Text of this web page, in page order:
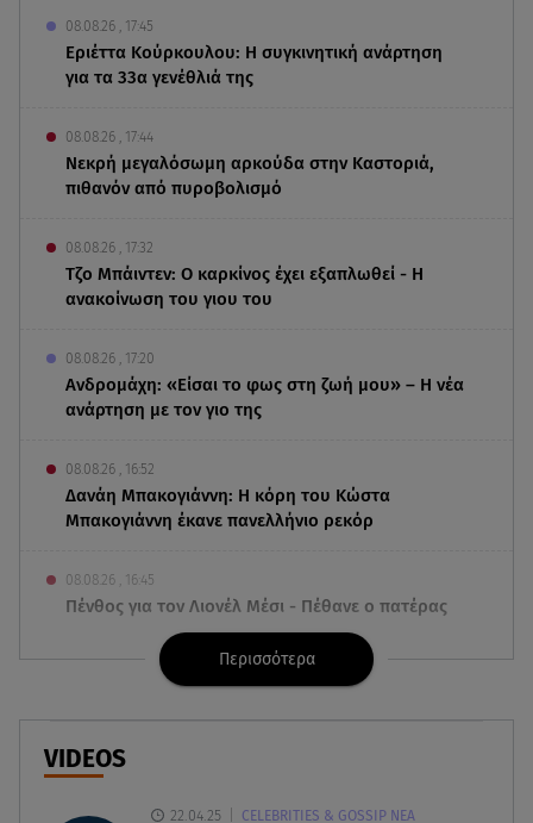
08.08.26 , 17:45
Εριέττα Κούρκουλου: Η συγκινητική ανάρτηση
για τα 33α γενέθλιά της
08.08.26 , 17:44
Νεκρή μεγαλόσωμη αρκούδα στην Καστοριά,
πιθανόν από πυροβολισμό
08.08.26 , 17:32
Τζο Μπάιντεν: Ο καρκίνος έχει εξαπλωθεί - Η
ανακοίνωση του γιου του
08.08.26 , 17:20
Ανδρομάχη: «Είσαι το φως στη ζωή μου» – Η νέα
ανάρτηση με τον γιο της
08.08.26 , 16:52
Δανάη Μπακογιάννη: Η κόρη του Κώστα
Μπακογιάννη έκανε πανελλήνιο ρεκόρ
08.08.26 , 16:45
Πένθος για τον Λιονέλ Μέσι - Πέθανε ο πατέρας
του Χόρχε στα 68 του χρόνια
Ευγενία Σαμαρά: Διακοπάρει με τον Νίκο
Περισσότερα
VIDEOS
22.04.25 CELEBRITIES & GOSSIP ΝΕΑ